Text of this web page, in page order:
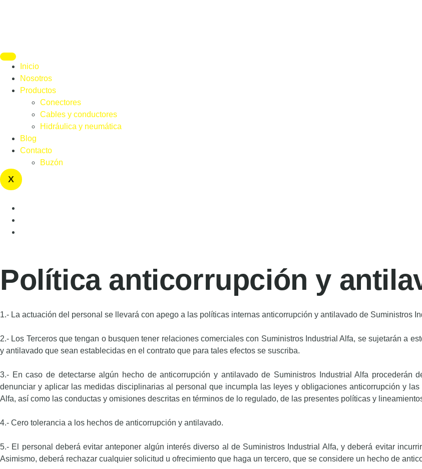
Inicio
Nosotros
Productos
Conectores
Cables y conductores
Hidráulica y neumática
Blog
Contacto
Buzón
X
Política anticorrupción y
1.- La actuación del personal se llevará con apego a las políticas internas anticorrupción y antilavado de Suministros
2.- Los Terceros que tengan o busquen tener relaciones comerciales con Suministros Industrial Alfa, se sujetarán a
y antilavado que sean establecidas en el contrato que para tales efectos se suscriba.
3.- En caso de detectarse algún hecho de anticorrupción y antilavado de Suministros Industrial Alfa procederán
denunciar y aplicar las medidas disciplinarias al personal que incumpla las leyes y obligaciones anticorrupción y
Alfa, así como las conductas y omisiones descritas en términos de lo regulado, de las presentes políticas y
4.- Cero tolerancia a los hechos de anticorrupción y antilavado.
5.- El personal deberá evitar anteponer algún interés diverso al de Suministros Industrial Alfa, y deberá evitar
Asimismo, deberá rechazar cualquier solicitud u ofrecimiento que haga un tercero, que se considere un hecho de